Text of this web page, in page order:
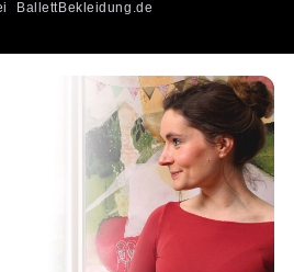
BallettBekleidung.de